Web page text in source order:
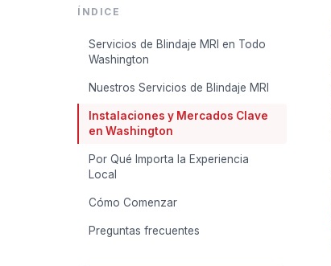
ÍNDICE
Servicios de Blindaje MRI en Todo
Washington
Nuestros Servicios de Blindaje MRI
Instalaciones y Mercados Clave
en Washington
Por Qué Importa la Experiencia
Local
Cómo Comenzar
Preguntas frecuentes